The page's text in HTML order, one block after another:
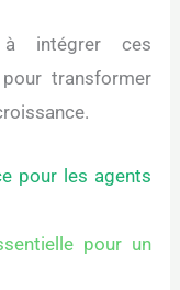
à intégrer ces
transformer
pour les agents
pour un